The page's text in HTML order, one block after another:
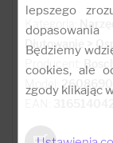
Kategoria:
Dłutowanie >
Producent:
Model:
lepszego
Będziemy
cookies, ale
zgody klikając